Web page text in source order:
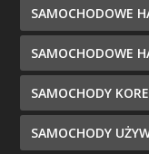
SAMOCHODOWE
SAMOCHODOWE
SAMOCHODY
SAMOCHODY